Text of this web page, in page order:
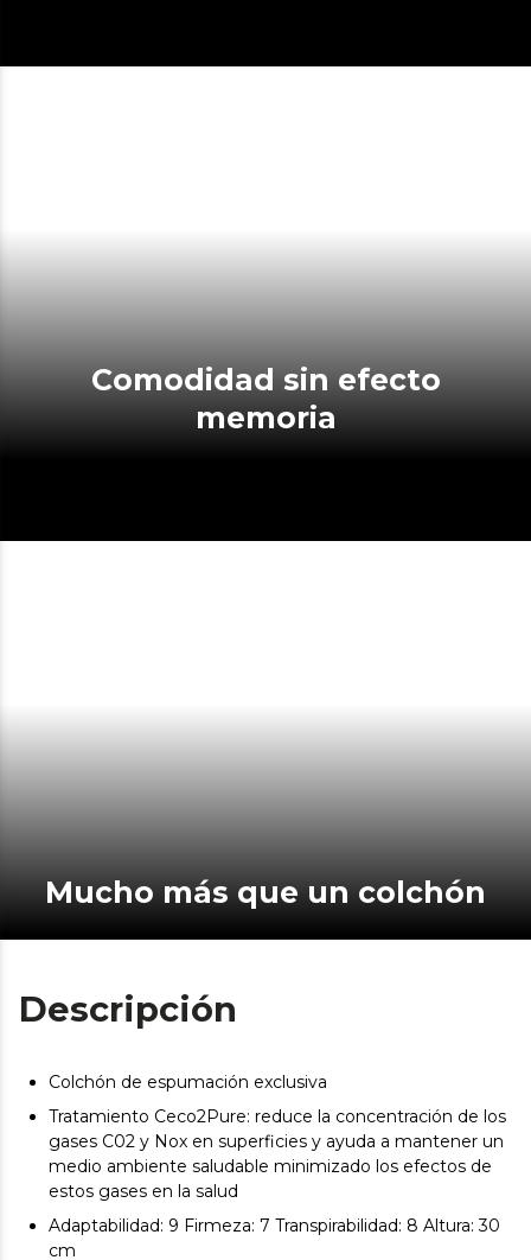
Comodidad sin efecto
memoria
Mucho más que un colchón
Descripción
Colchón de espumación exclusiva
Tratamiento Ceco2Pure: reduce la concentración de los
gases C02 y Nox en superficies y ayuda a mantener un
medio ambiente saludable minimizado los efectos de
estos gases en la salud
Adaptabilidad: 9 Firmeza: 7 Transpirabilidad: 8 Altura: 30
cm